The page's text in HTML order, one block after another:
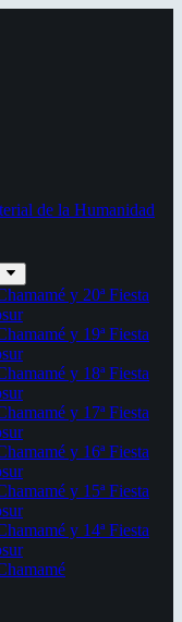
de la Humanidad
y 20ª Fiesta
y 19ª Fiesta
y 18ª Fiesta
y 17ª Fiesta
y 16ª Fiesta
y 15ª Fiesta
y 14ª Fiesta